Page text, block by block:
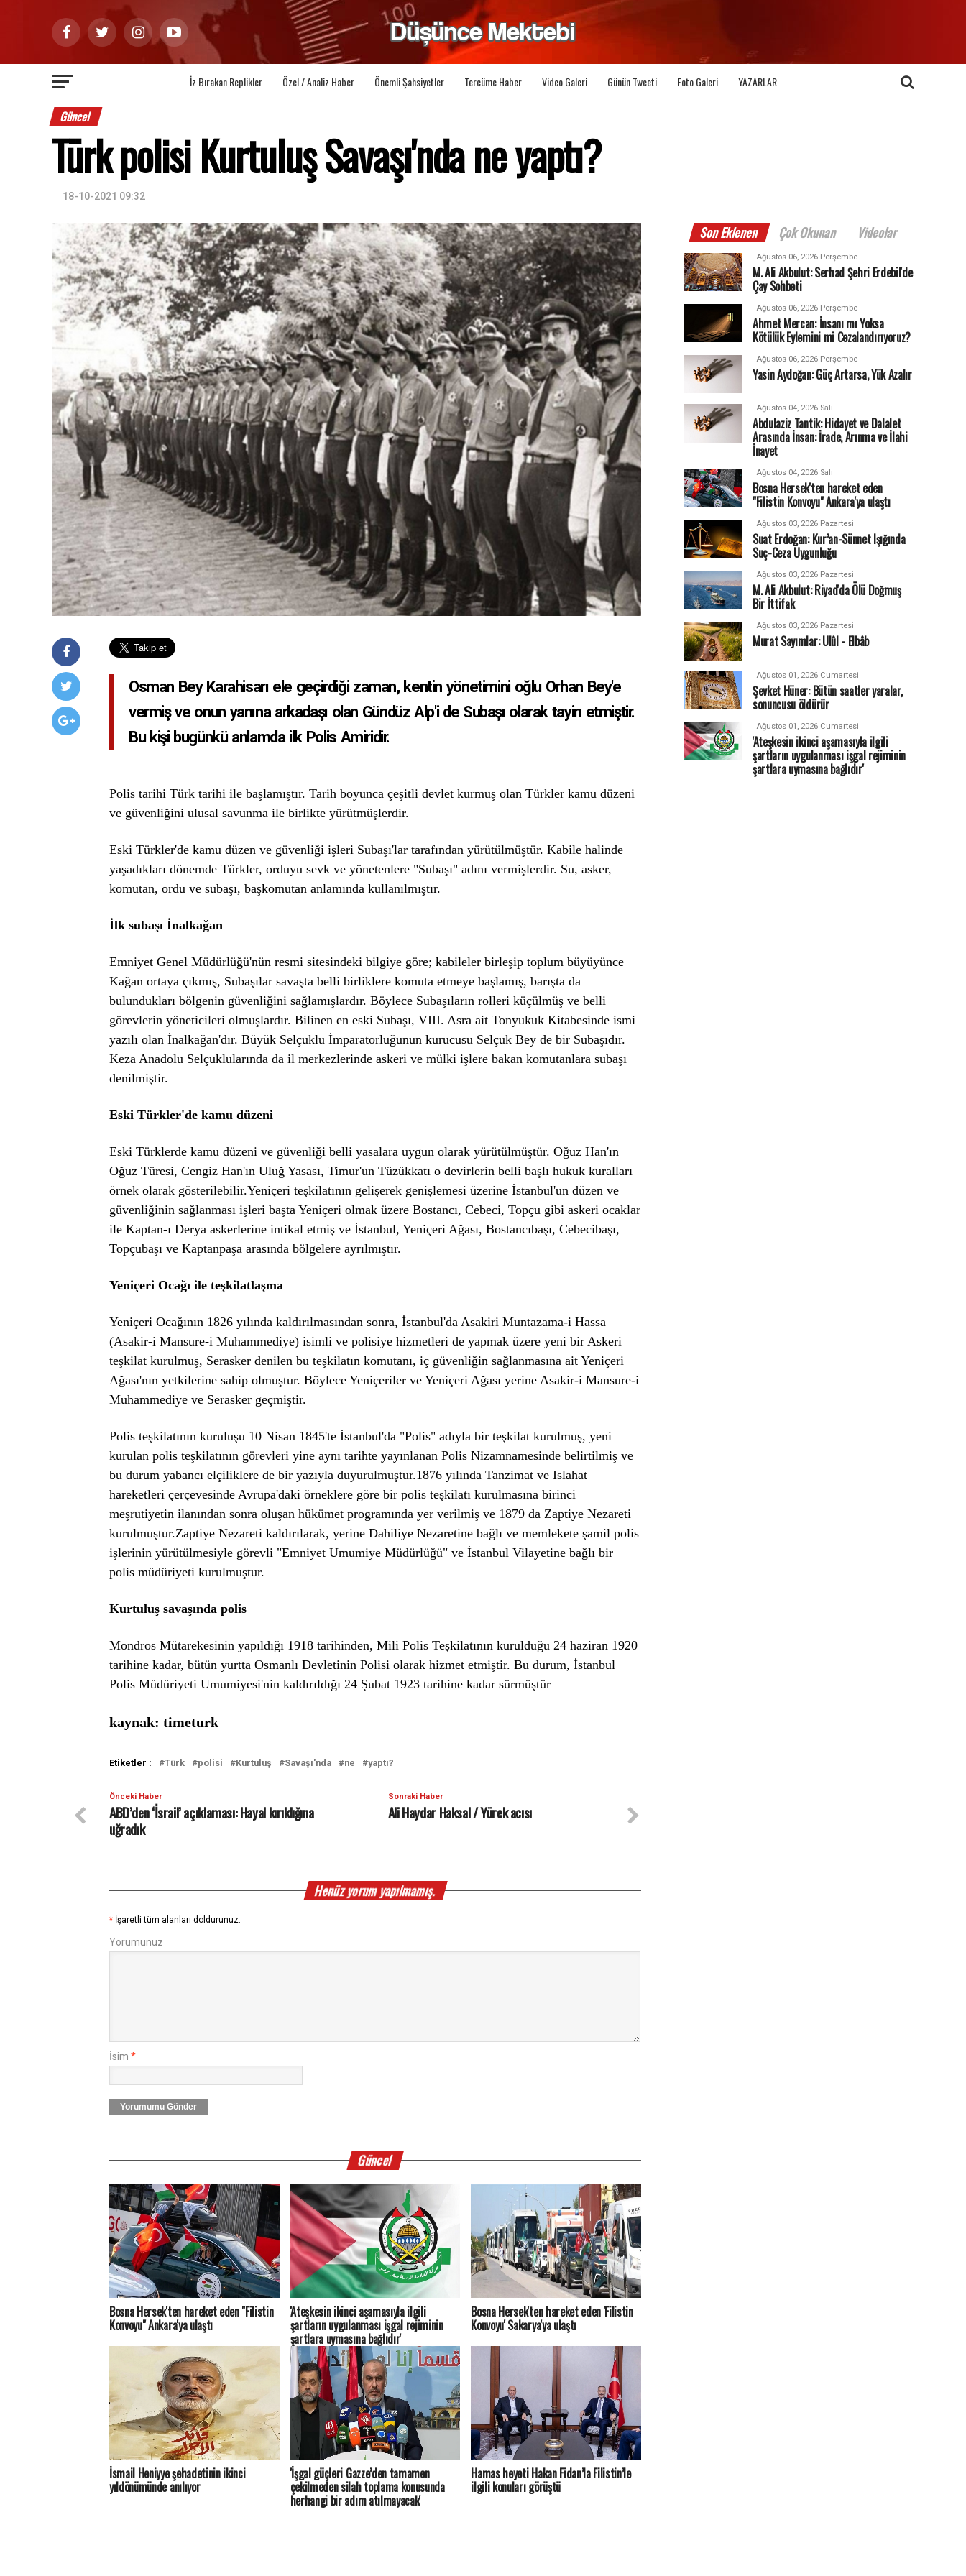
İz Bırakan Replikler Özel / Analiz Haber Önemli Şahsiyetler Tercüme Haber Video Galeri Günün Tweeti Foto Galeri YAZARLAR
Güncel
Türk polisi Kurtuluş Savaşı'nda ne yaptı?
18-10-2021 09:32
Osman Bey Karahisarı ele geçirdiği zaman, kentin yönetimini oğlu Orhan Bey'e
vermiş ve onun yanına arkadaşı olan Gündüz Alp'i de Subaşı olarak tayin etmiştir.
Bu kişi bugünkü anlamda ilk Polis Amiridir.
Polis tarihi Türk tarihi ile başlamıştır. Tarih boyunca çeşitli devlet kurmuş olan Türkler kamu düzeni
ve güvenliğini ulusal savunma ile birlikte yürütmüşlerdir.
Eski Türkler'de kamu düzen ve güvenliği işleri Subaşı'lar tarafından yürütülmüştür. Kabile halinde
yaşadıkları dönemde Türkler, orduyu sevk ve yönetenlere "Subaşı" adını vermişlerdir. Su, asker,
komutan, ordu ve subaşı, başkomutan anlamında kullanılmıştır.
İlk subaşı İnalkağan
Emniyet Genel Müdürlüğü'nün resmi sitesindeki bilgiye göre; kabileler birleşip toplum büyüyünce
Kağan ortaya çıkmış, Subaşılar savaşta belli birliklere komuta etmeye başlamış, barışta da
bulundukları bölgenin güvenliğini sağlamışlardır. Böylece Subaşıların rolleri küçülmüş ve belli
görevlerin yöneticileri olmuşlardır. Bilinen en eski Subaşı, VIII. Asra ait Tonyukuk Kitabesinde ismi
yazılı olan İnalkağan'dır. Büyük Selçuklu İmparatorluğunun kurucusu Selçuk Bey de bir Subaşıdır.
Keza Anadolu Selçuklularında da il merkezlerinde askeri ve mülki işlere bakan komutanlara subaşı
denilmiştir.
Eski Türkler'de kamu düzeni
Eski Türklerde kamu düzeni ve güvenliği belli yasalara uygun olarak yürütülmüştür. Oğuz Han'ın
Oğuz Türesi, Cengiz Han'ın Uluğ Yasası, Timur'un Tüzükkatı o devirlerin belli başlı hukuk kuralları
örnek olarak gösterilebilir.Yeniçeri teşkilatının gelişerek genişlemesi üzerine İstanbul'un düzen ve
güvenliğinin sağlanması işleri başta Yeniçeri olmak üzere Bostancı, Cebeci, Topçu gibi askeri ocaklar
ile Kaptan-ı Derya askerlerine intikal etmiş ve İstanbul, Yeniçeri Ağası, Bostancıbaşı, Cebecibaşı,
Topçubaşı ve Kaptanpaşa arasında bölgelere ayrılmıştır.
Yeniçeri Ocağı ile teşkilatlaşma
Yeniçeri Ocağının 1826 yılında kaldırılmasından sonra, İstanbul'da Asakiri Muntazama-i Hassa
(Asakir-i Mansure-i Muhammediye) isimli ve polisiye hizmetleri de yapmak üzere yeni bir Askeri
teşkilat kurulmuş, Serasker denilen bu teşkilatın komutanı, iç güvenliğin sağlanmasına ait Yeniçeri
Ağası'nın yetkilerine sahip olmuştur. Böylece Yeniçeriler ve Yeniçeri Ağası yerine Asakir-i Mansure-i
Muhammediye ve Serasker geçmiştir.
Polis teşkilatının kuruluşu 10 Nisan 1845'te İstanbul'da "Polis" adıyla bir teşkilat kurulmuş, yeni
kurulan polis teşkilatının görevleri yine aynı tarihte yayınlanan Polis Nizamnamesinde belirtilmiş ve
bu durum yabancı elçiliklere de bir yazıyla duyurulmuştur.1876 yılında Tanzimat ve Islahat
hareketleri çerçevesinde Avrupa'daki örneklere göre bir polis teşkilatı kurulmasına birinci
meşrutiyetin ilanından sonra oluşan hükümet programında yer verilmiş ve 1879 da Zaptiye Nezareti
kurulmuştur.Zaptiye Nezareti kaldırılarak, yerine Dahiliye Nezaretine bağlı ve memlekete şamil polis
işlerinin yürütülmesiyle görevli "Emniyet Umumiye Müdürlüğü" ve İstanbul Vilayetine bağlı bir
polis müdüriyeti kurulmuştur.
Kurtuluş savaşında polis
Mondros Mütarekesinin yapıldığı 1918 tarihinden, Mili Polis Teşkilatının kurulduğu 24 haziran 1920
tarihine kadar, bütün yurtta Osmanlı Devletinin Polisi olarak hizmet etmiştir. Bu durum, İstanbul
Polis Müdüriyeti Umumiyesi'nin kaldırıldığı 24 Şubat 1923 tarihine kadar sürmüştür
kaynak: timeturk
Etiketler : Türk polisi Kurtuluş Savaşı'nda ne yaptı?
Önceki Haber
ABD’den ‘İsrail’ açıklaması: Hayal kırıklığına
uğradık
Sonraki Haber
Ali Haydar Haksal / Yürek acısı
Henüz yorum yapılmamış.
* İşaretli tüm alanları doldurunuz.
Yorumunuz
İsim *
Yorumumu Gönder
Güncel
Bosna Hersek'ten hareket eden "Filistin
Konvoyu" Ankara'ya ulaştı
'Ateşkesin ikinci aşamasıyla ilgili
şartların uygulanması işgal rejiminin
şartlara uymasına bağlıdır'
Bosna Hersek'ten hareket eden 'Filistin
Konvoyu' Sakarya'ya ulaştı
İsmail Heniyye şehadetinin ikinci
yıldönümünde anılıyor
'İşgal güçleri Gazze’den tamamen
çekilmeden silah toplama konusunda
herhangi bir adım atılmayacak'
Hamas heyeti Hakan Fidan’la Filistin’le
ilgili konuları görüştü
Son Eklenen Çok Okunan Videolar
Ağustos 06, 2026 Perşembe
M. Ali Akbulut: Serhad Şehri Erdebil'de
Çay Sohbeti
Ağustos 06, 2026 Perşembe
Ahmet Mercan: İnsanı mı Yoksa
Kötülük Eylemini mi Cezalandırıyoruz?
Ağustos 06, 2026 Perşembe
Yasin Aydoğan: Güç Artarsa, Yük Azalır
Ağustos 04, 2026 Salı
Abdulaziz Tantik: Hidayet ve Dalalet
Arasında İnsan: İrade, Arınma ve İlahi
İnayet
Ağustos 04, 2026 Salı
Bosna Hersek'ten hareket eden
"Filistin Konvoyu" Ankara'ya ulaştı
Ağustos 03, 2026 Pazartesi
Suat Erdoğan: Kur’an-Sünnet Işığında
Suç-Ceza Uygunluğu
Ağustos 03, 2026 Pazartesi
M. Ali Akbulut: Riyad'da Ölü Doğmuş
Bir İttifak
Ağustos 03, 2026 Pazartesi
Murat Sayımlar: Ulûl - Elbâb
Ağustos 01, 2026 Cumartesi
Şevket Hüner: Bütün saatler yaralar,
sonuncusu öldürür
Ağustos 01, 2026 Cumartesi
'Ateşkesin ikinci aşamasıyla ilgili
şartların uygulanması işgal rejiminin
şartlara uymasına bağlıdır'